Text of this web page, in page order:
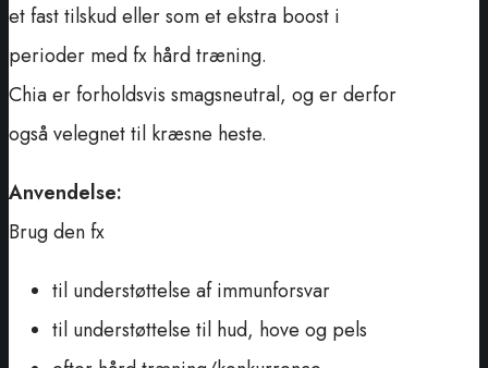
et fast tilskud eller som et ekstra boost i
perioder med fx hård træning.
Chia er forholdsvis smagsneutral, og er derfor
også velegnet til kræsne heste.
Anvendelse:
Brug den fx
til understøttelse af immunforsvar
til understøttelse til hud, hove og pels